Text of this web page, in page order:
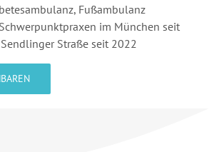
Fußambulanz
im München seit
Straße seit 2022